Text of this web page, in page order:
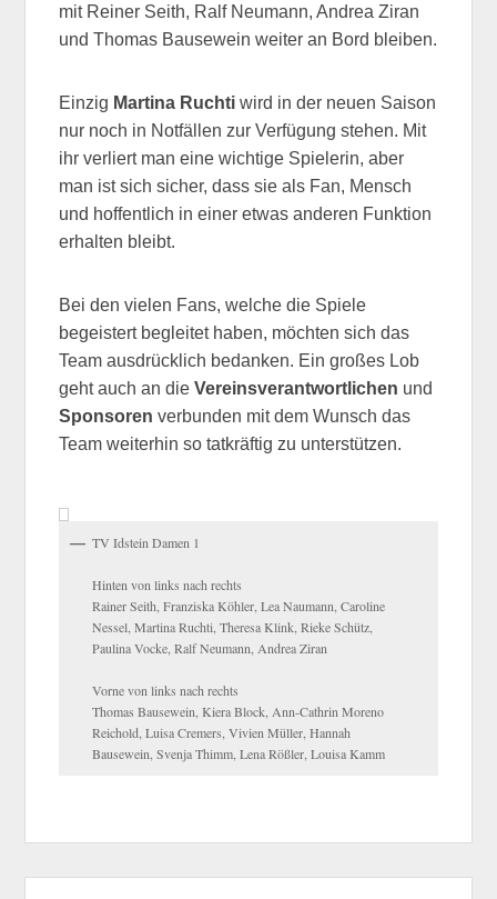
mit Reiner Seith, Ralf Neumann, Andrea Ziran
und Thomas Bausewein weiter an Bord bleiben.
Einzig Martina Ruchti wird in der neuen Saison
nur noch in Notfällen zur Verfügung stehen. Mit
ihr verliert man eine wichtige Spielerin, aber
man ist sich sicher, dass sie als Fan, Mensch
und hoffentlich in einer etwas anderen Funktion
erhalten bleibt.
Bei den vielen Fans, welche die Spiele
begeistert begleitet haben, möchten sich das
Team ausdrücklich bedanken. Ein großes Lob
geht auch an dieVereinsverantwortlichen und
Sponsorenverbunden mit dem Wunsch das
Team weiterhin so tatkräftig zu unterstützen.
TV Idstein Damen 1
Hinten von links nach rechts
Rainer Seith, Franziska Köhler, Lea Naumann, Caroline
Nessel, Martina Ruchti, Theresa Klink, Rieke Schütz,
Paulina Vocke, Ralf Neumann, Andrea Ziran
Vorne von links nach rechts
Thomas Bausewein, Kiera Block, Ann-Cathrin Moreno
Reichold, Luisa Cremers, Vivien Müller, Hannah
Bausewein, Svenja Thimm, Lena Rößler, Louisa Kamm